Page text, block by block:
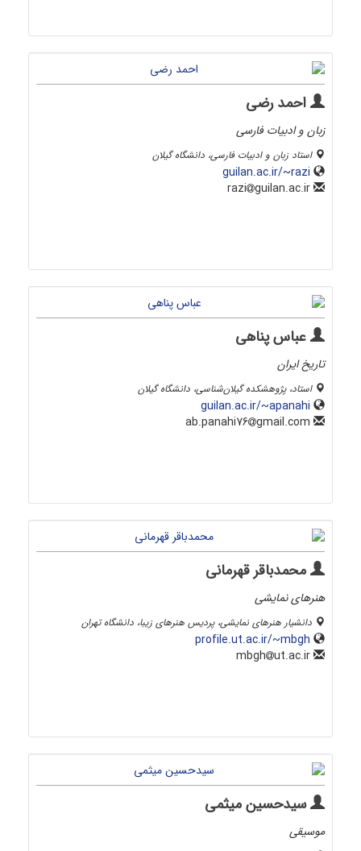
احمد رضی
زبان و ادبیات فارسی
استاد زبان و ادبیات فارسی، دانشگاه گیلان
guilan.ac.ir/~razi
guilan.ac.ir
عباس پناهی
تاریخ ایران
استاد، پژوهشکده گیلان‌شناسی، دانشگاه گیلان
guilan.ac.ir/~apanahi
gmail.com
محمدباقر قهرمانی
هنرهای نمایشی
دانشیار هنرهای نمایشی، پردیس هنرهای زیبا، دانشگاه تهران
profile.ut.ac.ir/~mbgh
ut.ac.ir
سیدحسین میثمی
موسیقی